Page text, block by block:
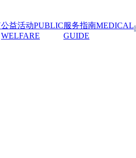
公益活动PUBLIC
WELFARE
服务指南MEDICAL
GUIDE